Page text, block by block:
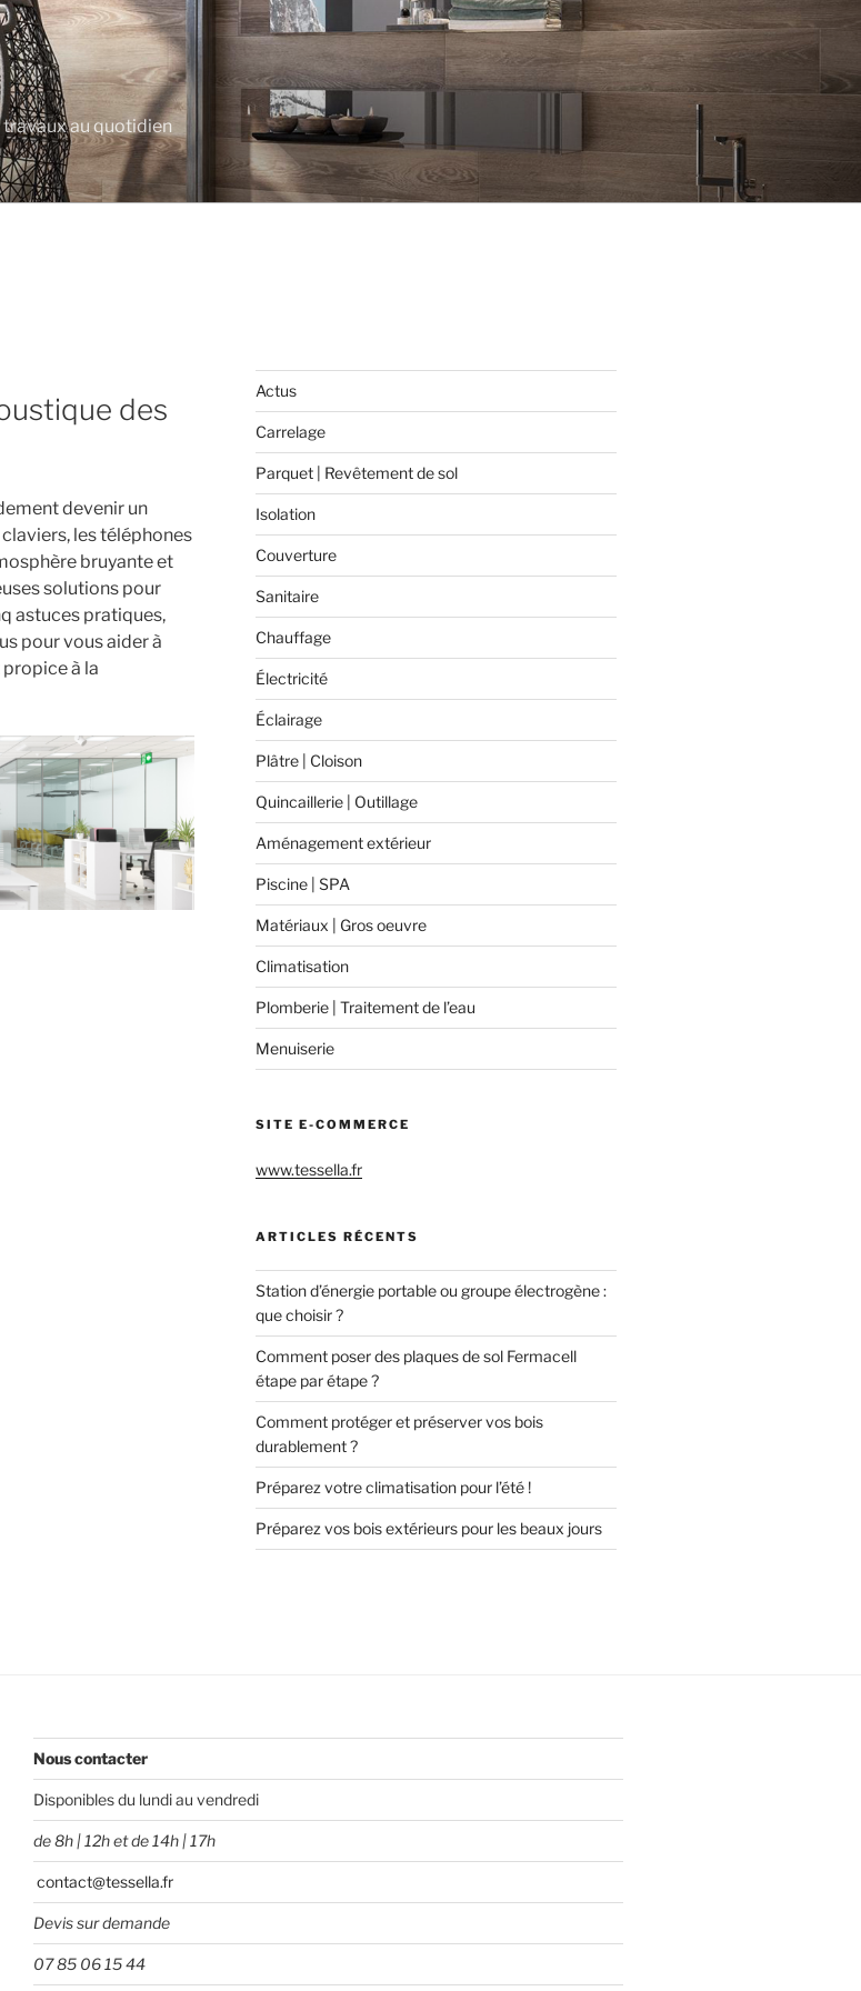
travaux au quotidien
des
devenir un
les téléphones
bruyante et
solutions pour
astuces pratiques,
pour vous aider à
à la
Actus
Carrelage
Parquet | Revêtement de sol
Isolation
Couverture
Sanitaire
Chauffage
Électricité
Éclairage
Plâtre | Cloison
Quincaillerie | Outillage
Aménagement extérieur
Piscine | SPA
Matériaux | Gros oeuvre
Climatisation
Plomberie | Traitement de l’eau
Menuiserie
SITE E-COMMERCE
www.tessella.fr
ARTICLES RÉCENTS
Station d’énergie portable ou groupe électrogène :
que choisir ?
Comment poser des plaques de sol Fermacell
étape par étape ?
Comment protéger et préserver vos bois
durablement ?
Préparez votre climatisation pour l’été !
Préparez vos bois extérieurs pour les beaux jours
Nous contacter
Disponibles du lundi au vendredi
de 8h | 12h et de 14h | 17h
contact@tessella.fr
Devis sur demande
07 85 06 15 44